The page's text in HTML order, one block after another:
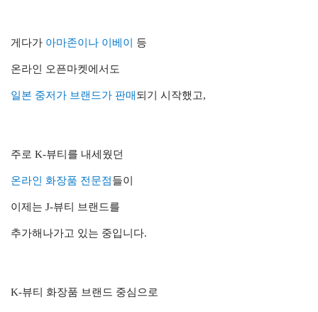
게다가 아마존이나 이베이 등
온라인 오픈마켓에서도
일본 중저가 브랜드가 판매 되기 시작했고,
주로 K-뷰티를 내세웠던
온라인 화장품 전문점들이
이제는 J-뷰티 브랜드를
추가해나가고 있는 중입니다.
K-뷰티 화장품 브랜드 중심으로